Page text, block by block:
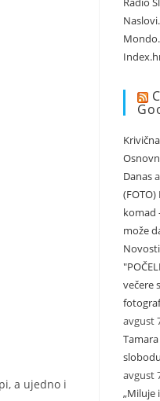
a ujedno i
Danas
komad
može
Novosti
večere
avgust
avgust
„Miluje